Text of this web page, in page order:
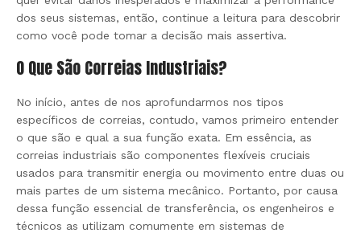
dos seus sistemas, então, continue a leitura para descobrir
como você pode tomar a decisão mais assertiva.
O Que São Correias Industriais?
No início, antes de nos aprofundarmos nos tipos
específicos de correias, contudo, vamos primeiro entender
o que são e qual a sua função exata. Em essência, as
correias industriais são componentes flexíveis cruciais
usados para transmitir energia ou movimento entre duas ou
mais partes de um sistema mecânico. Portanto, por causa
dessa função essencial de transferência, os engenheiros e
técnicos as utilizam comumente em sistemas de